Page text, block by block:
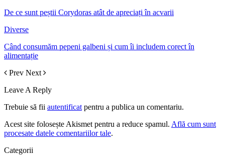
De ce sunt peștii Corydoras atât de apreciați în acvarii
Diverse
Când consumăm pepeni galbeni și cum îi includem corect în
alimentație
Prev Next
Leave A Reply
Trebuie să fii autentificat pentru a publica un comentariu.
Acest site folosește Akismet pentru a reduce spamul. Află cum sunt
procesate datele comentariilor tale.
Categorii